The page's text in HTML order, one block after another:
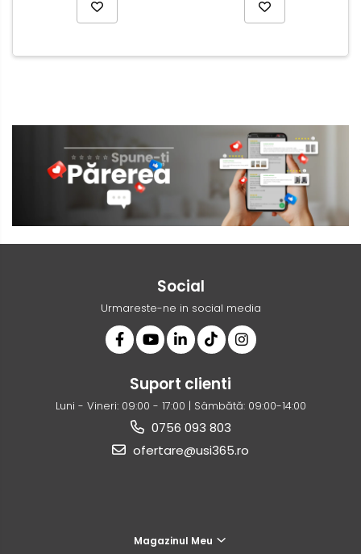
Social
Urmareste-ne in social media
Suport clienti
Luni - Vineri: 09:00 - 17:00 | Sâmbătă: 09:00-14:00
0756 093 803
ofertare@usi365.ro
Magazinul Meu